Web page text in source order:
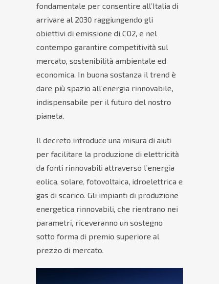
fondamentale per consentire all’Italia di
arrivare al 2030 raggiungendo gli
obiettivi di emissione di CO2, e nel
contempo garantire competitività sul
mercato, sostenibilità ambientale ed
economica. In buona sostanza il trend è
dare più spazio all’energia rinnovabile,
indispensabile per il futuro del nostro
pianeta.
Il decreto introduce una misura di aiuti
per facilitare la produzione di elettricità
da fonti rinnovabili attraverso l’energia
eolica, solare, fotovoltaica, idroelettrica e
gas di scarico. Gli impianti di produzione
energetica rinnovabili, che rientrano nei
parametri, riceveranno un sostegno
sotto forma di premio superiore al
prezzo di mercato.